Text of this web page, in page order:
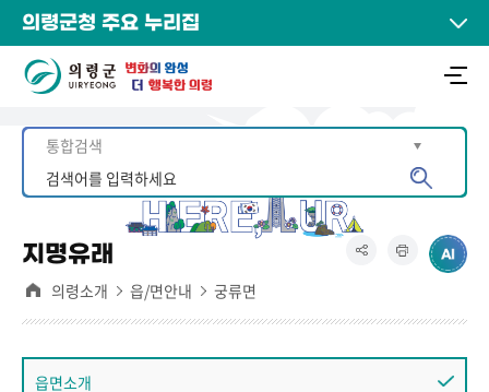
의령군청 주요 누리집
지명유래
의령소개 읍/면안내 궁류면
읍면소개